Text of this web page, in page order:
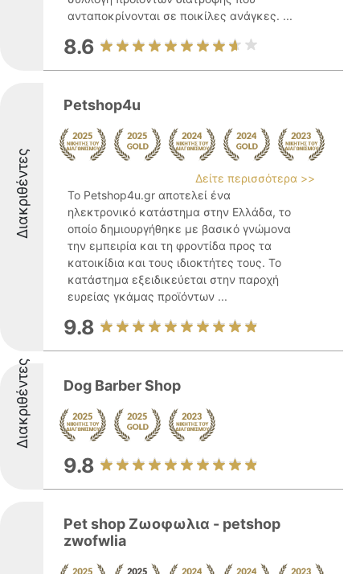
ανταποκρίνονται σε ποικίλες ανάγκες. ...
8.6
Διακριθέντες
Petshop4u
Δείτε περισσότερα >>
Το Petshop4u.gr αποτελεί ένα
ηλεκτρονικό κατάστημα στην Ελλάδα, το
οποίο δημιουργήθηκε με βασικό γνώμονα
την εμπειρία και τη φροντίδα προς τα
κατοικίδια και τους ιδιοκτήτες τους. Το
κατάστημα εξειδικεύεται στην παροχή
ευρείας γκάμας προϊόντων ...
9.8
Διακριθέντες Dog Barber Shop
9.8
Pet shop Ζωοφωλια - petshop
zwofwlia